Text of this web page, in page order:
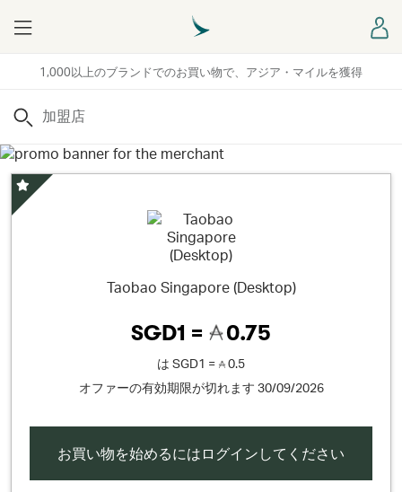
1,000以上のブランドでのお買い物で、アジア・マイルを獲得
Menu
検索
Taobao Singapore (Desktop)
SGD1 = 0.75
は SGD1 =
0.5
オファーの有効期限が切れます 30/09/2026
スペシャルオファー
お買い物を始めるにはログインしてください